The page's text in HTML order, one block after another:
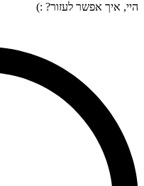
היי, איך אפשר לעזור? :)